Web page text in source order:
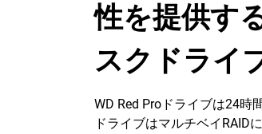
性を提供す
スクドライ
WD Red Proドライブは24時
ドライブはマルチベイRAID